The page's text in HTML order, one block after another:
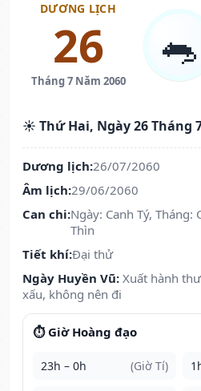
DƯƠNG LỊCH
26
Tháng 7 Năm 2060
🐀
☀️ Thứ Hai, Ngày 26 Tháng
Dương lịch:26/07/2060
Âm lịch:29/06/2060
Can chi:Ngày: Canh Tý, Tháng:
Thìn
Tiết khí:Đại thử
Ngày Huyền Vũ: Xuất hành
xấu, không nên đi
⏱️ Giờ Hoàng đạo
23h – 0h (Giờ Tí)